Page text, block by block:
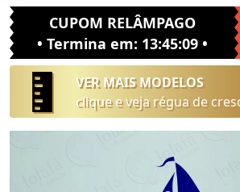
CUPOM RELÂMPAGO
• Termina em: 13:45:08•
VER MAIS MODELOS
clique e veja régua de